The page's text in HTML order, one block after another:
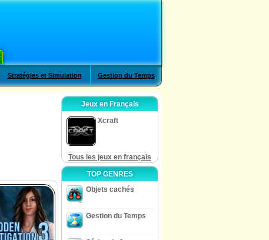
Stratégies et Simulation Gestion du Temps
Jeux en Français
Xcraft
Tous les jeux en français
TOP GENRES
Objets cachés
Gestion du Temps